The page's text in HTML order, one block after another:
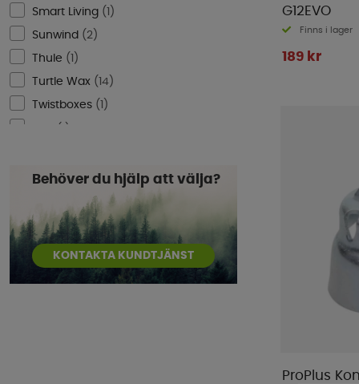
Smart Living (1 )
Sunwind ( 2)
Thule ( )
Turtle Wax ( 14)
Twistboxes ( )
Behöver du hjälp att välja?
KONTAKTA KUNDTJÄNST
G12EVO
Finns i lager
189 kr
ProPlus